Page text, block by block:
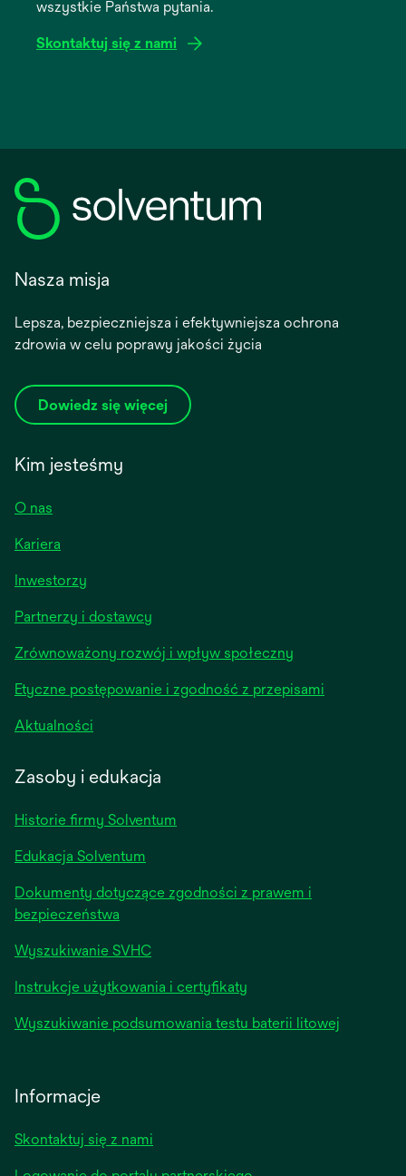
wszystkie Państwa pytania.
Skontaktuj się z nami
Nasza misja
Lepsza, bezpieczniejsza i efektywniejsza ochrona
zdrowia w celu poprawy jakości życia
Dowiedz się więcej
Kim jesteśmy
O nas
Kariera
Inwestorzy
a
new
Partnerzy i dostawcy
Zrównoważony rozwój i wpływ społeczny
Etyczne postępowanie i zgodność z przepisami
Aktualności
tab
Zasoby i edukacja
Historie firmy Solventum
Edukacja Solventum
Dokumenty dotyczące zgodności z prawem i
bezpieczeństwa
Wyszukiwanie SVHC
Instrukcje użytkowania i certyfikaty
Wyszukiwanie podsumowania testu baterii litowej
Informacje
Skontaktuj się z nami